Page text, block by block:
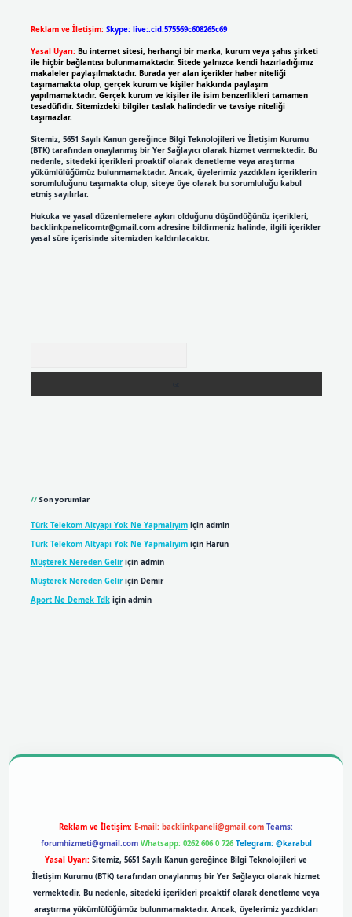
Reklam ve İletişim: Skype: live:.cid.575569c608265c69
Yasal Uyarı: Bu internet sitesi, herhangi bir marka, kurum veya şahıs şirketi
ile hiçbir bağlantısı bulunmamaktadır. Sitede yalnızca kendi hazırladığımız
makaleler paylaşılmaktadır. Burada yer alan içerikler haber niteliği
taşımamakta olup, gerçek kurum ve kişiler hakkında paylaşım
yapılmamaktadır. Gerçek kurum ve kişiler ile isim benzerlikleri tamamen
tesadüfidir. Sitemizdeki bilgiler taslak halindedir ve tavsiye niteliği
taşımazlar.
Sitemiz, 5651 Sayılı Kanun gereğince Bilgi Teknolojileri ve İletişim Kurumu
(BTK) tarafından onaylanmış bir Yer Sağlayıcı olarak hizmet vermektedir. Bu
nedenle, sitedeki içerikleri proaktif olarak denetleme veya araştırma
yükümlülüğümüz bulunmamaktadır. Ancak, üyelerimiz yazdıkları içeriklerin
sorumluluğunu taşımakta olup, siteye üye olarak bu sorumluluğu kabul
etmiş sayılırlar.
Hukuka ve yasal düzenlemelere aykırı olduğunu düşündüğünüz içerikleri,
backlinkpanelicomtr@gmail.comadresine bildirmeniz halinde, ilgili içerikler
yasal süre içerisinde sitemizden kaldırılacaktır.
Son yorumlar
Türk Telekom Altyapı Yok Ne Yapmalıyımiçin admin
Türk Telekom Altyapı Yok Ne Yapmalıyımiçin Harun
Müşterek Nereden Geliriçin admin
Müşterek Nereden Geliriçin Demir
Aport Ne Demek Tdkiçin admin
Reklam ve İletişim: E-mail: backlinkpaneli@gmail.com Teams:
forumhizmeti@gmail.com Whatsapp: 0262 606 0 726 Telegram: @karabul
Yasal Uyarı: Sitemiz, 5651 Sayılı Kanun gereğince Bilgi Teknolojileri ve
İletişim Kurumu (BTK) tarafından onaylanmış bir Yer Sağlayıcı olarak hizmet
vermektedir. Bu nedenle, sitedeki içerikleri proaktif olarak denetleme veya
araştırma yükümlülüğümüz bulunmamaktadır. Ancak, üyelerimiz yazdıkları